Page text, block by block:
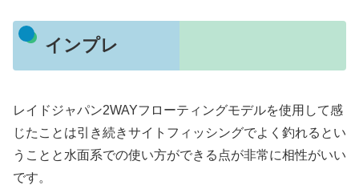
インプレ
レイドジャパン2WAYフローティングモデルを使用して感
じたことは引き続きサイトフィッシングでよく釣れるとい
うことと水面系での使い方ができる点が非常に相性がいい
です。